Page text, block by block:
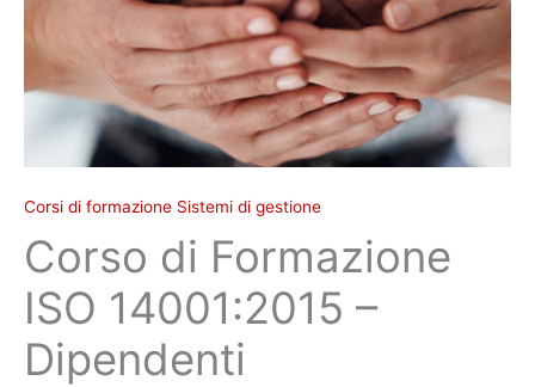
Corsi di formazione Sistemi di gestione
Corso di Formazione
ISO 14001:2015 –
Dipendenti